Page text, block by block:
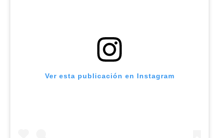
Ver esta publicación en Instagram